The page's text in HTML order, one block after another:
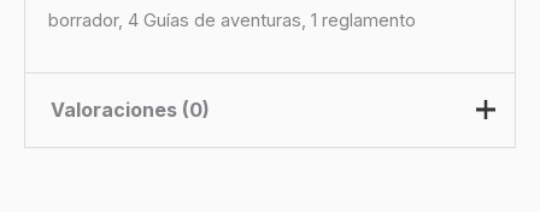
borrador, 4 Guías de aventuras, 1 reglamento
Valoraciones (0)